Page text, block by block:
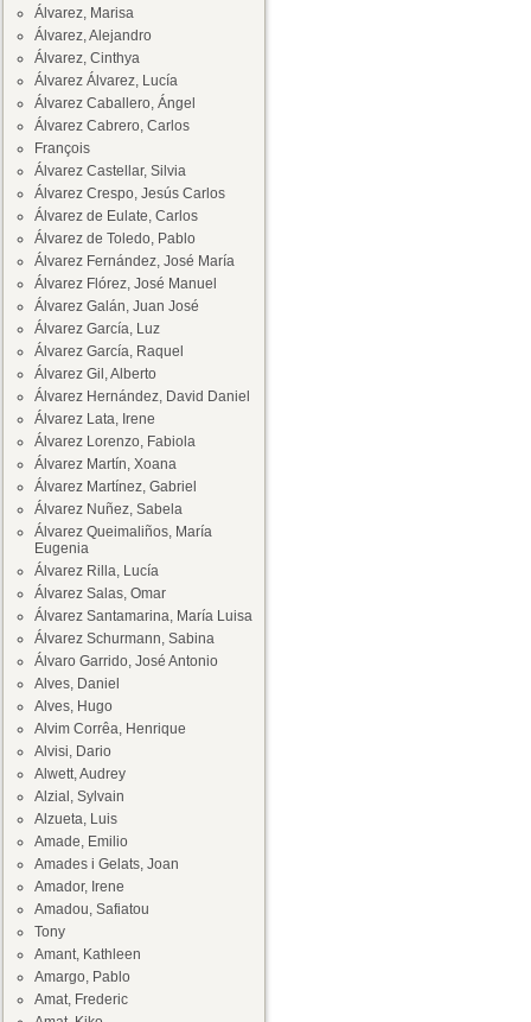
Álvarez, Marisa
Álvarez, Alejandro
Álvarez, Cinthya
Álvarez Álvarez, Lucía
Álvarez Caballero, Ángel
Álvarez Cabrero, Carlos
François
Álvarez Castellar, Silvia
Álvarez Crespo, Jesús Carlos
Álvarez de Eulate, Carlos
Álvarez de Toledo, Pablo
Álvarez Fernández, José María
Álvarez Flórez, José Manuel
Álvarez Galán, Juan José
Álvarez García, Luz
Álvarez García, Raquel
Álvarez Gil, Alberto
Álvarez Hernández, David Daniel
Álvarez Lata, Irene
Álvarez Lorenzo, Fabiola
Álvarez Martín, Xoana
Álvarez Martínez, Gabriel
Álvarez Nuñez, Sabela
Álvarez Queimaliños, María
Eugenia
Álvarez Rilla, Lucía
Álvarez Salas, Omar
Álvarez Santamarina, María Luisa
Álvarez Schurmann, Sabina
Álvaro Garrido, José Antonio
Alves, Daniel
Alves, Hugo
Alvim Corrêa, Henrique
Alvisi, Dario
Alwett, Audrey
Alzial, Sylvain
Alzueta, Luis
Amade, Emilio
Amades i Gelats, Joan
Amador, Irene
Amadou, Safiatou
Tony
Amant, Kathleen
Amargo, Pablo
Amat, Frederic